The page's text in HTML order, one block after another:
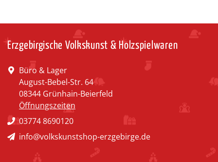
Erzgebirgische Volkskunst & Holzspielwaren
Büro & Lager
August-Bebel-Str. 64
08344 Grünhain-Beierfeld
Öffnungszeiten
03774 8690120
info@volkskunstshop-erzgebirge.de